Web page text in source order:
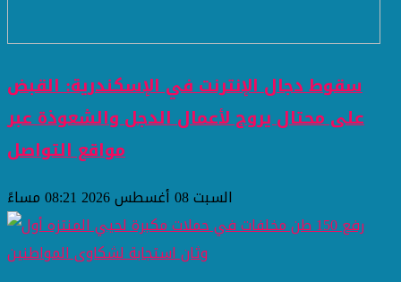
سقوط دجال الإنترنت في الإسكندرية: القبض
على محتال يروج لأعمال الدجل والشعوذة عبر
مواقع التواصل
السبت 08 أغسطس 2026 08:21 مساءً